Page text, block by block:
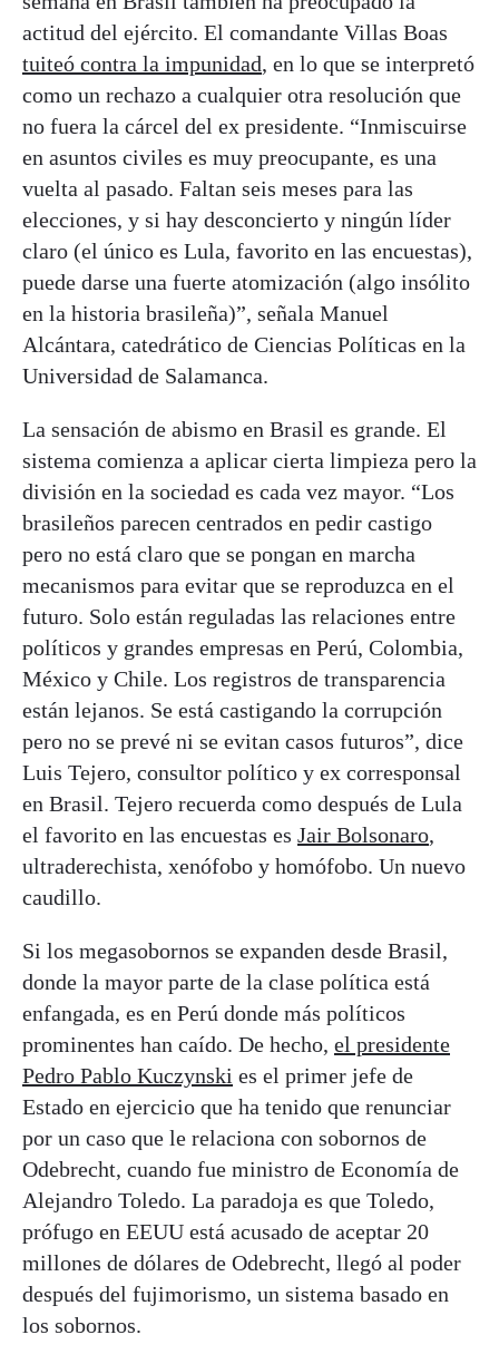
actitud del ejército. El comandante Villas Boas
tuiteó contra la impunidad, en lo que se interpretó
como un rechazo a cualquier otra resolución que
no fuera la cárcel del ex presidente. “Inmiscuirse
en asuntos civiles es muy preocupante, es una
vuelta al pasado. Faltan seis meses para las
elecciones, y si hay desconcierto y ningún líder
claro (el único es Lula, favorito en las encuestas),
puede darse una fuerte atomización (algo insólito
en la historia brasileña)”, señala Manuel
Alcántara, catedrático de Ciencias Políticas en la
Universidad de Salamanca.
La sensación de abismo en Brasil es grande. El
sistema comienza a aplicar cierta limpieza pero la
división en la sociedad es cada vez mayor. “Los
brasileños parecen centrados en pedir castigo
pero no está claro que se pongan en marcha
mecanismos para evitar que se reproduzca en el
futuro. Solo están reguladas las relaciones entre
políticos y grandes empresas en Perú, Colombia,
México y Chile. Los registros de transparencia
están lejanos. Se está castigando la corrupción
pero no se prevé ni se evitan casos futuros”, dice
Luis Tejero, consultor político y ex corresponsal
en Brasil. Tejero recuerda como después de Lula
el favorito en las encuestas es Jair Bolsonaro,
ultraderechista, xenófobo y homófobo. Un nuevo
caudillo.
Si los megasobornos se expanden desde Brasil,
donde la mayor parte de la clase política está
enfangada, es en Perú donde más políticos
prominentes han caído. De hecho, el presidente
Pedro Pablo Kuczynski es el primer jefe de
Estado en ejercicio que ha tenido que renunciar
por un caso que le relaciona con sobornos de
Odebrecht, cuando fue ministro de Economía de
Alejandro Toledo. La paradoja es que Toledo,
prófugo en EEUU está acusado de aceptar 20
millones de dólares de Odebrecht, llegó al poder
después del fujimorismo, un sistema basado en
los sobornos.